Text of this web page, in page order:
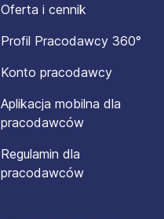
Oferta i cennik
Profil Pracodawcy 360°
Konto pracodawcy
Aplikacja mobilna dla
pracodawców
Regulamin dla
pracodawców